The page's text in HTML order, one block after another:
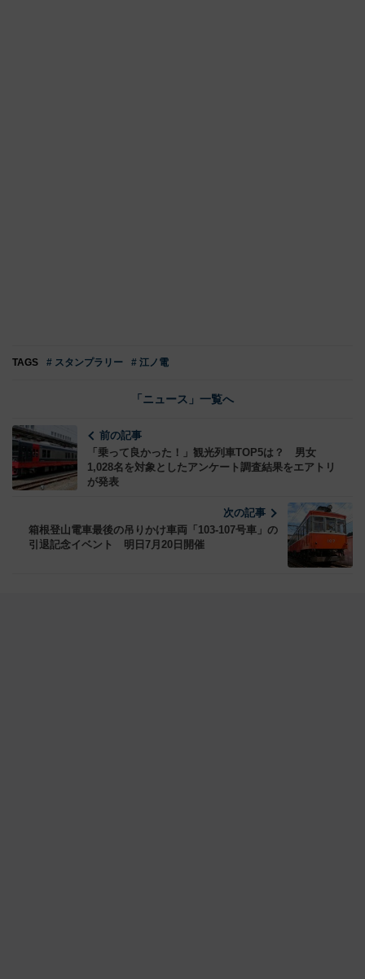
TAGS # スタンプラリー # 江ノ電
「ニュース」一覧へ
前の記事
「乗って良かった！」観光列車TOP5は？ 男女
1,028名を対象としたアンケート調査結果をエアトリ
が発表
次の記事
箱根登山電車最後の吊りかけ車両「103-107号車」の
引退記念イベント 明日7月20日開催